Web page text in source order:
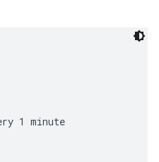
1 minute